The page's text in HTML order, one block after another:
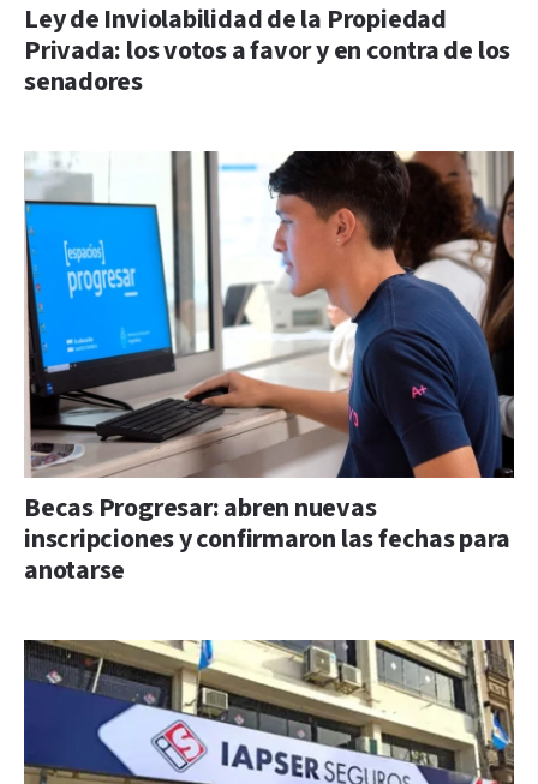
Ley de Inviolabilidad de la Propiedad
Privada: los votos a favor y en contra de los
senadores
Becas Progresar: abren nuevas
inscripciones y confirmaron las fechas para
anotarse